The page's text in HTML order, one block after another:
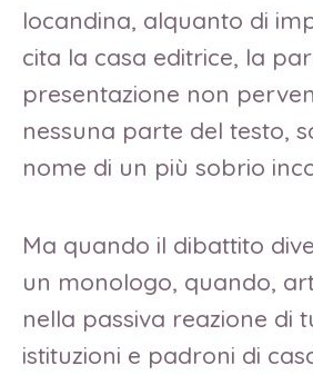
locandina, alquanto di
cita la casa editrice, la
presentazione non
nessuna parte del testo,
nome di un più sobrio
Ma quando il dibattito
un monologo, quando,
nella passiva reazione di
istituzioni e padroni di